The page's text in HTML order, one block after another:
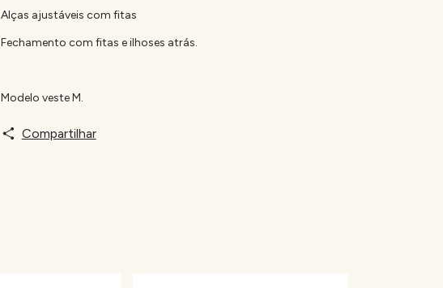
Alças ajustáveis com fitas
Fechamento com fitas e ilhoses atrás.
Modelo veste M.
Compartilhar